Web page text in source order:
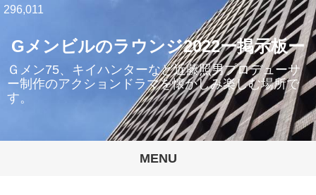
Gメンビルのラウンジ2022ー掲示板ー
Ｇメン75、キイハンターなど近藤照男プロデューサ
ー制作のアクションドラマを懐かしみ楽しむ場所で
す。
MENU
296,011